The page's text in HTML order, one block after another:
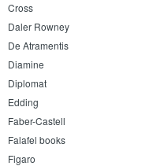
Cross
Daler Rowney
De Atramentis
Diamine
Diplomat
Edding
Faber-Castell
Falafel books
Figaro